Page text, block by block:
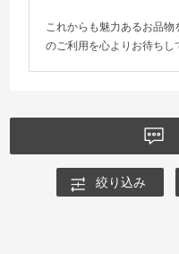
これからも魅力あるお品
のご利用を心よりお待ちし
絞り込み